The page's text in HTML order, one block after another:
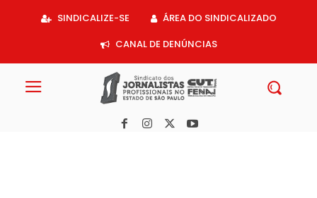
SINDICALIZE-SE
ÁREA DO SINDICALIZADO
CANAL DE DENÚNCIAS